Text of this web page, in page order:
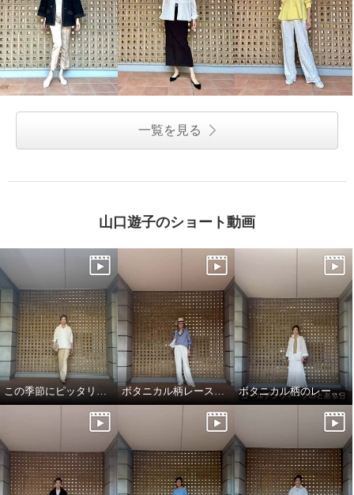
一覧を見る
山口遊子のショート動画
ボタニカル柄のレースジャケット